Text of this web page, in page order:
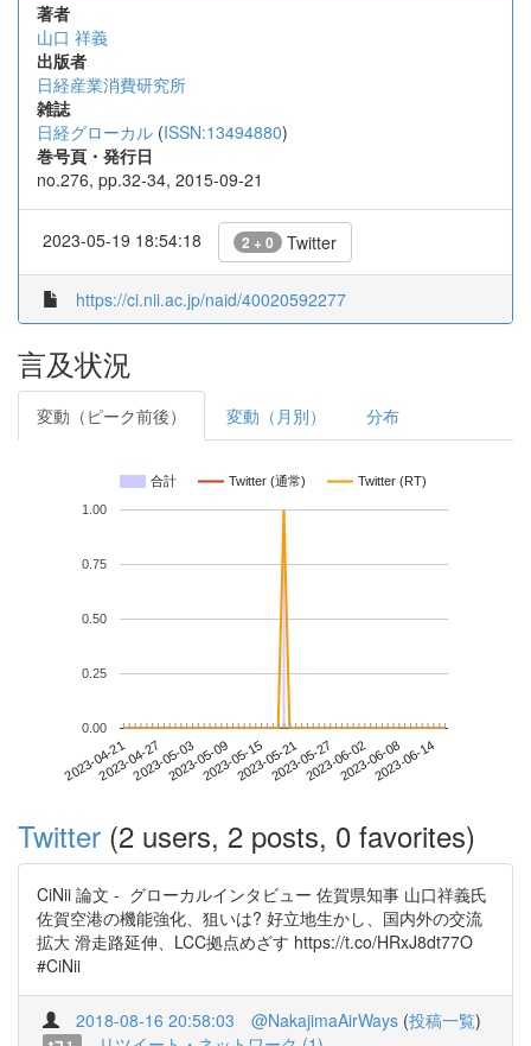
著者
山口 祥義
出版者
日経産業消費研究所
雑誌
日経グローカル (ISSN:13494880)
巻号頁・発行日
no.276, pp.32-34, 2015-09-21
2023-05-19 18:54:18 2 + 0 Twitter
https://ci.nii.ac.jp/naid/40020592277
言及状況
変動（ピーク前後） 変動（月別） 分布
合計 Twitter (通常) Twitter (RT)
2023-04-212023-04-272023-05-032023-05-092023-05-152023-05-212023-05-272023-06-022023-06-082023-06-14
0.00
0.25
0.50
0.75
1.00
Twitter (2 users, 2 posts, 0 favorites)
CiNii 論文 - グローカルインタビュー 佐賀県知事 山口祥義氏
佐賀空港の機能強化、狙いは? 好立地生かし、国内外の交流
拡大 滑走路延伸、LCC拠点めざす https://t.co/HRxJ8dt77O
#CiNii
2018-08-16 20:58:03 @NakajimaAirWays (投稿一覧)